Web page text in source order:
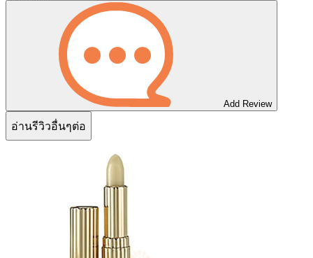
Add Review
อ่านรีวิวอื่นๆต่อ